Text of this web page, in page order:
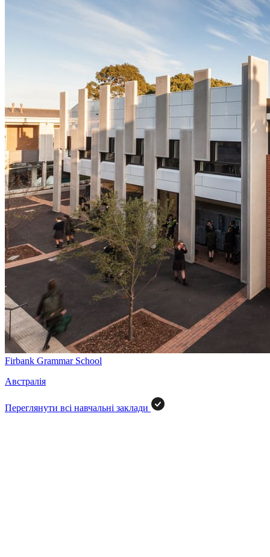
Firbank Grammar School
Австралія
Переглянути всі навчальні заклади